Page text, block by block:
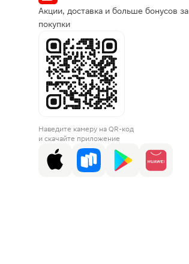
Акции, доставка и больше бонусов за
покупки
Наведите камеру на QR-код
и скачайте приложение